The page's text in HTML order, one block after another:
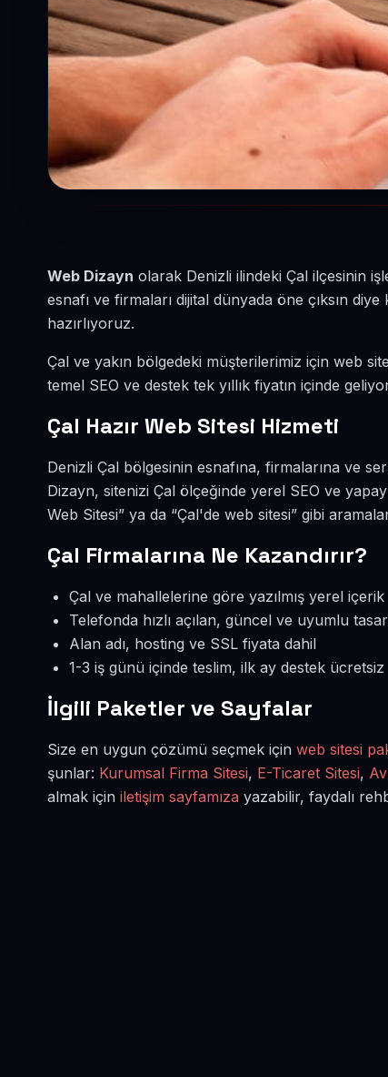
Web Dizayn olarak Denizli ilindeki Çal ilçesinin
esnafı ve firmaları dijital dünyada öne çıksın
hazırlıyoruz.
Çal ve yakın bölgedeki müşterilerimiz için web
temel SEO ve destek tek yıllık fiyatın içinde
Çal Hazır Web Sitesi Hizmeti
Denizli Çal bölgesinin esnafına, firmalarına ve
Dizayn, sitenizi Çal ölçeğinde yerel SEO ve
Web Sitesi” ya da “Çal'de web sitesi” gibi
Çal Firmalarına Ne Kazandırır?
Çal ve mahallelerine göre yazılmış yerel içerik
Telefonda hızlı açılan, güncel ve uyumlu
Alan adı, hosting ve SSL fiyata dahil
1-3 iş günü içinde teslim, ilk ay destek ücretsiz
İlgili Paketler ve Sayfalar
Size en uygun çözümü seçmek için web sitesi
şunlar: Kurumsal Firma Sitesi, E-Ticaret Sitesi,
almak için iletişim sayfamıza yazabilir, faydalı